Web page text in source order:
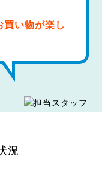
買い物が楽し
況